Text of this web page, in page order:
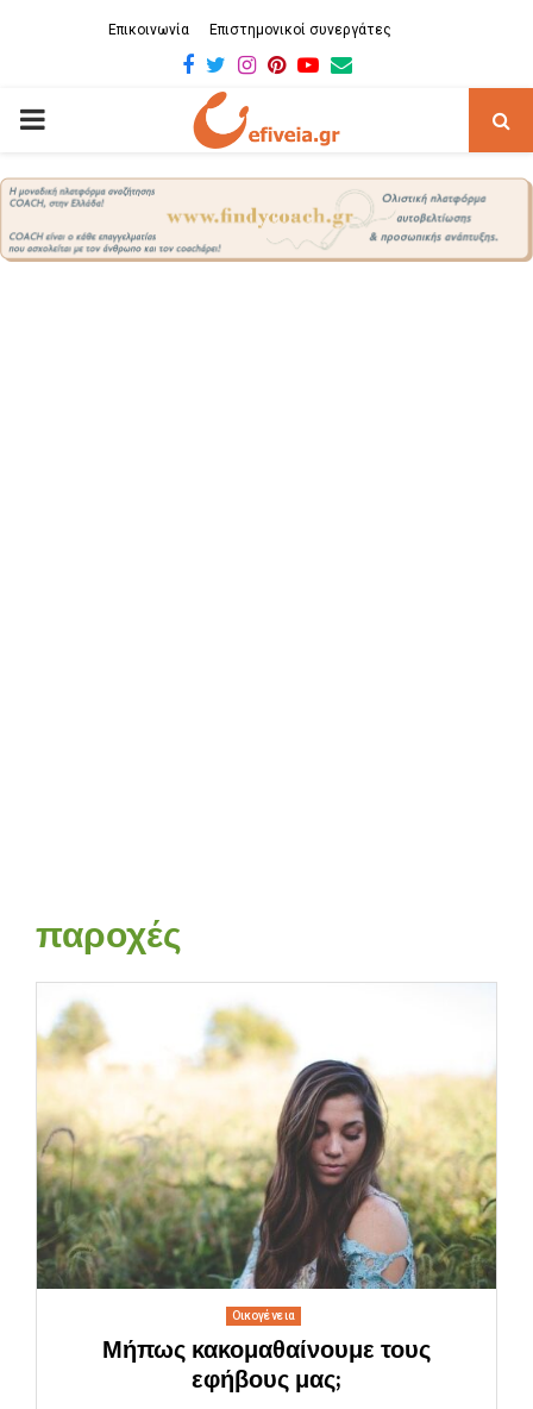
Επικοινωνία Επιστημονικοί συνεργάτες
Facebook
TwitterInstagram
Pinterest
Youtube
Email
PRIMARY
MENU
παροχές
Οικογένεια
Μήπως κακομαθαίνουμε τους
εφήβους μας;